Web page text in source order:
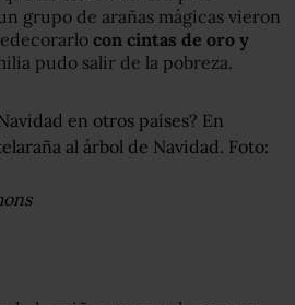
grupo de arañas mágicas vieron
con cintas de oro y
pudo salir de la pobreza.